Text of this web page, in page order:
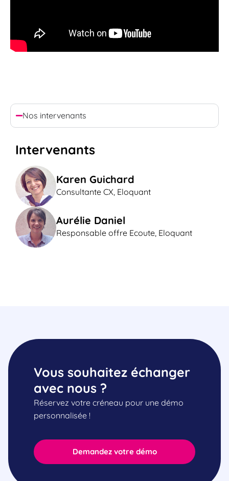
Nos intervenants
Intervenants
Karen Guichard
Consultante CX, Eloquant
Aurélie Daniel
Responsable offre Ecoute, Eloquant
Demandez votre démo
Vous souhaitez échanger
avec nous ?
Réservez votre créneau pour une démo
personnalisée !